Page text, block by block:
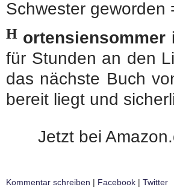
Schwester geworden
H ortensiensommer
für Stunden an den
das nächste Buch
bereit liegt und
Jetzt bei
Kommentar schreiben | Facebook | Twitter